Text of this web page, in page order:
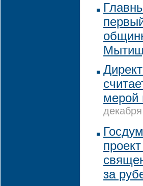
мерой
за